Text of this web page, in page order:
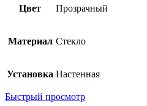
Цвет Прозрачный
Материал Стекло
Установка Настенная
Быстрый просмотр